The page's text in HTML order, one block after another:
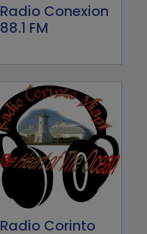
Radio Conexion
88.1 FM
Radio Corinto